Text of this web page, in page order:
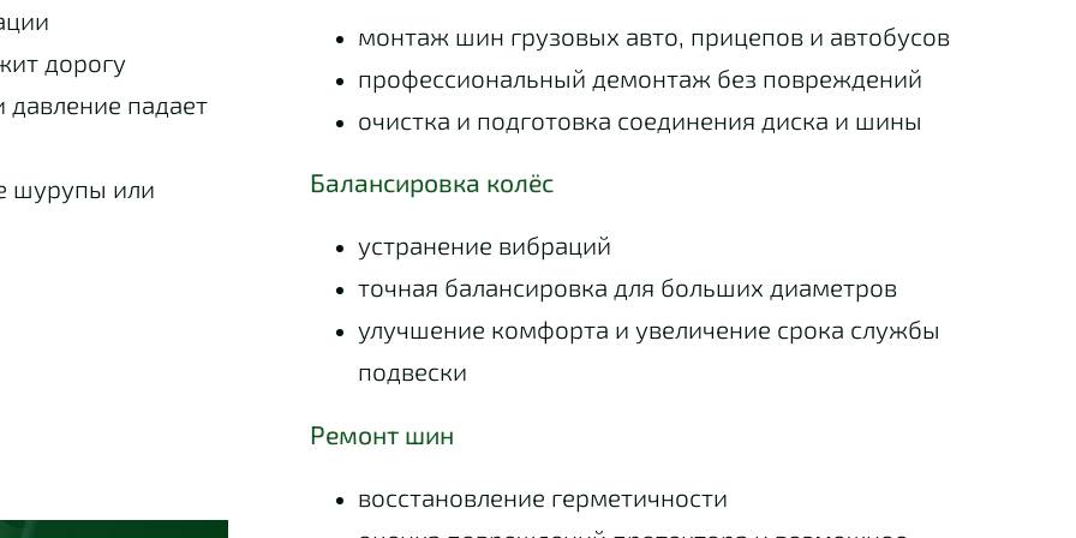
дорогу
падает
шурупы или
монтаж шин грузовых авто, прицепов и автобусов
профессиональный демонтаж без повреждений
очистка и подготовка соединения диска и шины
Балансировка колёс
устранение вибраций
точная балансировка для больших диаметров
улучшение комфорта и увеличение срока службы
подвески
Ремонт шин
восстановление герметичности